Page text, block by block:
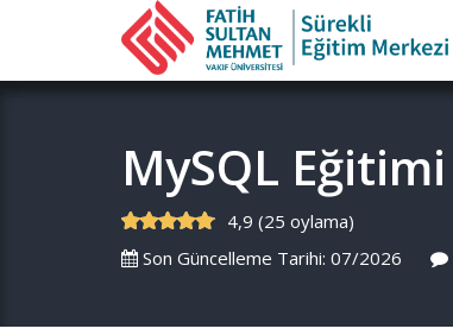
MySQL Eğitimi
4,9 (25 oylama)
Son Güncelleme Tarihi: 07/2026